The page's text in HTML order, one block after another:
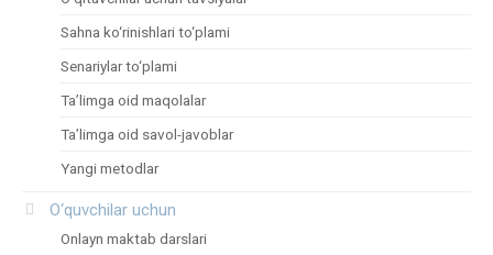
Sahna ko‘rinishlari to‘plami
Senariylar to‘plami
Ta’limga oid maqolalar
Ta’limga oid savol-javoblar
Yangi metodlar
O‘quvchilar uchun
Onlayn maktab darslari